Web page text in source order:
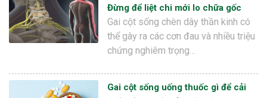
Đừng để liệt chi mới lo chữa gốc
Gai cột sống chèn dây thần kinh có
thể gây ra các cơn đau và nhiều triệu
chứng nghiêm trọng…
Gai cột sống uống thuốc gì để cải